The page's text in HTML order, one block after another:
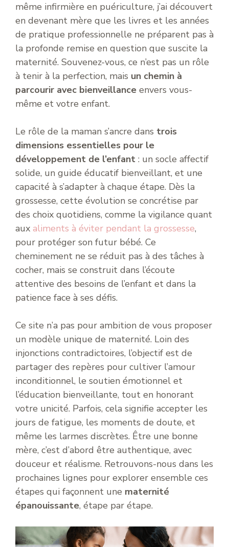
même infirmière en puériculture, j’ai découvert
en devenant mère que les livres et les années
de pratique professionnelle ne préparent pas à
la profonde remise en question que suscite la
maternité. Souvenez-vous, ce n’est pas un rôle
à tenir à la perfection, mais un chemin à
parcourir avec bienveillance envers vous-
même et votre enfant.
Le rôle de la maman s’ancre dans trois
dimensions essentielles pour le
développement de l’enfant : un socle affectif
solide, un guide éducatif bienveillant, et une
capacité à s’adapter à chaque étape. Dès la
grossesse, cette évolution se concrétise par
des choix quotidiens, comme la vigilance quant
aux aliments à éviter pendant la grossesse,
pour protéger son futur bébé. Ce
cheminement ne se réduit pas à des tâches à
cocher, mais se construit dans l’écoute
attentive des besoins de l’enfant et dans la
patience face à ses défis.
Ce site n’a pas pour ambition de vous proposer
un modèle unique de maternité. Loin des
injonctions contradictoires, l’objectif est de
partager des repères pour cultiver l’amour
inconditionnel, le soutien émotionnel et
l’éducation bienveillante, tout en honorant
votre unicité. Parfois, cela signifie accepter les
jours de fatigue, les moments de doute, et
même les larmes discrètes. Être une bonne
mère, c’est d’abord être authentique, avec
douceur et réalisme. Retrouvons-nous dans les
prochaines lignes pour explorer ensemble ces
étapes qui façonnent une maternité
épanouissante, étape par étape.